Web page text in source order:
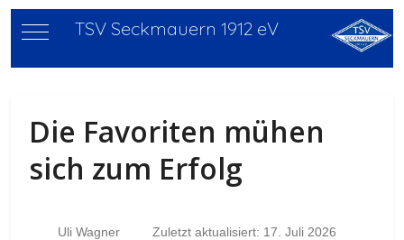
Mobile Menu Toggle
TSV Seckmauern 1912 eV
Die Favoriten mühen
sich zum Erfolg
Uli Wagner Zuletzt aktualisiert: 17. Juli 2026